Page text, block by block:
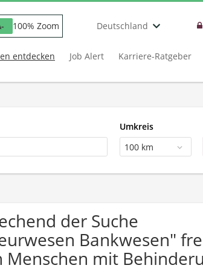
100% Zoom Deutschland
entdecken Job Alert Karriere-Ratgeber
Umkreis
100 km
der Suche
Bankwesen"
mit